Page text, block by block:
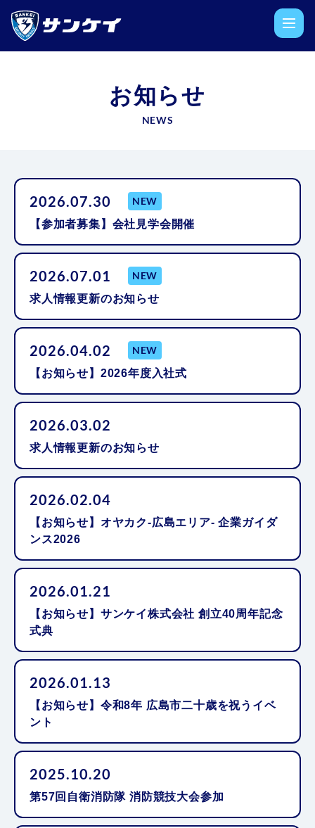
お知らせ
NEWS
2026.07.30
NEW
【参加者募集】会社見学会開催
2026.07.01
NEW
求人情報更新のお知らせ
2026.04.02
NEW
【お知らせ】2026年度入社式
2026.03.02
求人情報更新のお知らせ
2026.02.04
【お知らせ】オヤカク-広島エリア- 企業ガイダ
ンス2026
2026.01.21
【お知らせ】サンケイ株式会社 創立40周年記念
式典
2026.01.13
【お知らせ】令和8年 広島市二十歳を祝うイベ
ント
2025.10.20
第57回自衛消防隊 消防競技大会参加